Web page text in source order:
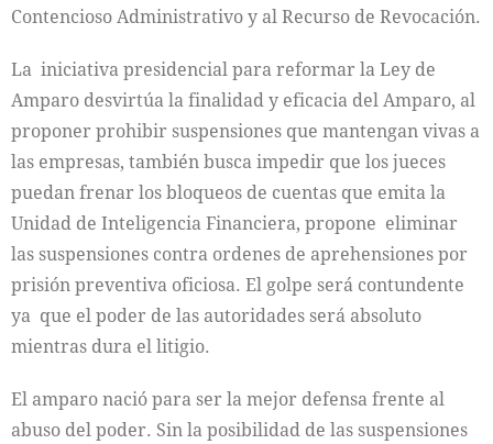
Contencioso Administrativo y al Recurso de Revocación.
La iniciativa presidencial para reformar la Ley de
Amparo desvirtúa la finalidad y eficacia del Amparo, al
proponer prohibir suspensiones que mantengan vivas a
las empresas, también busca impedir que los jueces
puedan frenar los bloqueos de cuentas que emita la
Unidad de Inteligencia Financiera, propone eliminar
las suspensiones contra ordenes de aprehensiones por
prisión preventiva oficiosa. El golpe será contundente
ya que el poder de las autoridades será absoluto
mientras dura el litigio.
El amparo nació para ser la mejor defensa frente al
abuso del poder. Sin la posibilidad de las suspensiones